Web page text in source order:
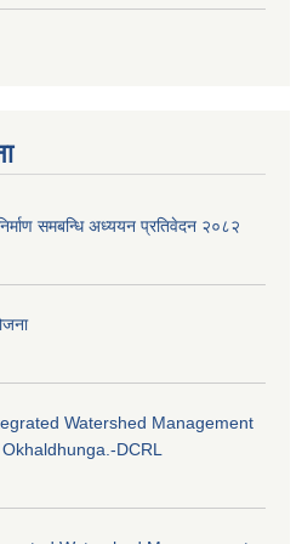
समबन्धि अध्ययन प्रतिवेदन २०८२
Watershed Management
DCRL